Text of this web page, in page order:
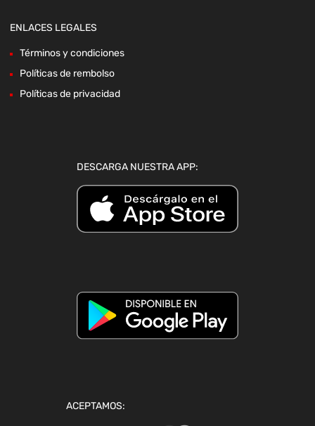
ENLACES LEGALES
Términos y condiciones
Políticas de rembolso
Políticas de privacidad
DESCARGA NUESTRA APP:
ACEPTAMOS: